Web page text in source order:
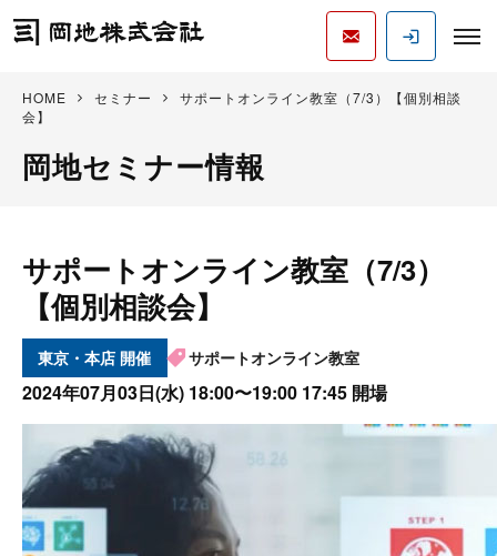
HOME セミナー
サポートオンライン教室（7/3）【個別相談
会】
岡地セミナー情報
サポートオンライン教室（7/3）
【個別相談会】
東京・本店 サポートオンライン教室
2024年07月03日(水) 18:00〜19:00 17:45